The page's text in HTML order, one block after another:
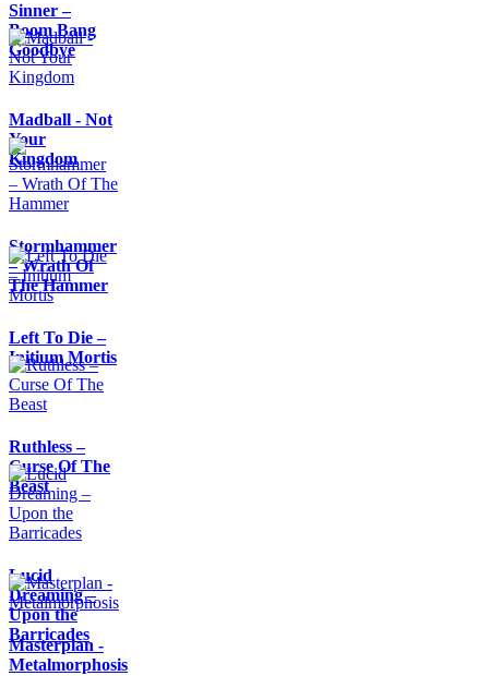
Sinner –
Boom Bang
Goodbye
Madball - Not
Your
Kingdom
Stormhammer
– Wrath Of
The Hammer
Left To Die –
Initium Mortis
Ruthless –
Curse Of The
Beast
Lucid
Dreaming –
Upon the
Barricades
Masterplan -
Metalmorphosis